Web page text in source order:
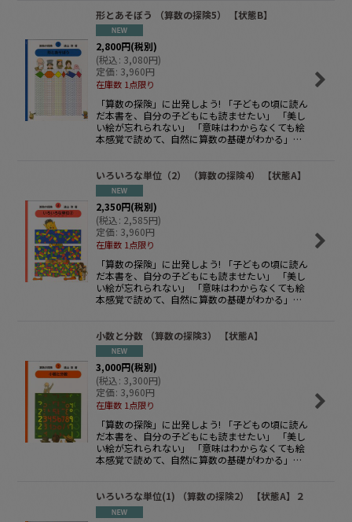
形とあそぼう （算数の探険5） 【状態B】
2,800円(税別)
(税込: 3,080円)
定価: 3,960円
在庫数 1点限り
「算数の探険」に出発しよう! 「子どもの頃に読ん
だ本書を、自分の子どもにも読ませたい」 「美し
い絵が忘れられない」 「意味はわからなくても絵
本感覚で読めて、自然に算数の基礎がわかる」…
いろいろな単位（2） （算数の探険4） 【状態A】
2,350円(税別)
(税込: 2,585円)
定価: 3,960円
在庫数 1点限り
「算数の探険」に出発しよう! 「子どもの頃に読ん
だ本書を、自分の子どもにも読ませたい」 「美し
い絵が忘れられない」 「意味はわからなくても絵
本感覚で読めて、自然に算数の基礎がわかる」…
小数と分数 （算数の探険3） 【状態A】
3,000円(税別)
(税込: 3,300円)
定価: 3,960円
在庫数 1点限り
「算数の探険」に出発しよう! 「子どもの頃に読ん
だ本書を、自分の子どもにも読ませたい」 「美し
い絵が忘れられない」 「意味はわからなくても絵
本感覚で読めて、自然に算数の基礎がわかる」…
いろいろな単位(1) （算数の探険2） 【状態A】２